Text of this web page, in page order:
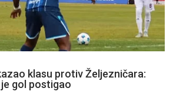
klasu protiv Željezničara:
gol postigao